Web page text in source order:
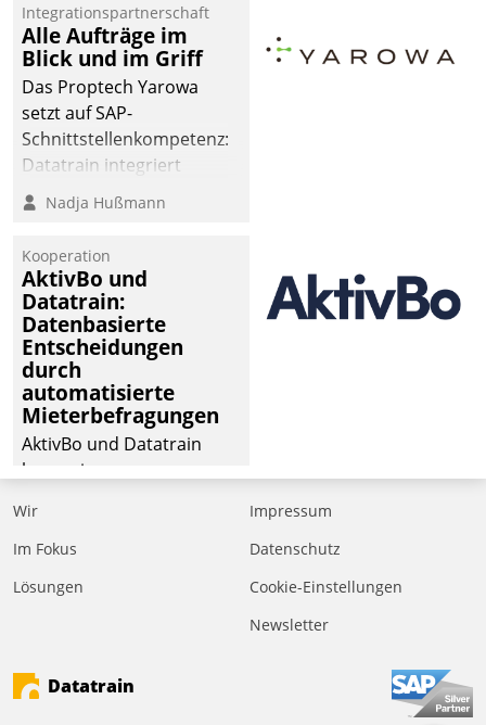
passende Fragen und
Schlagworte auswirft.
Eine intuitive
Dialogführung ermöglicht
dem externen
Serviceteam, Anrufe von
Mietenden zügiger und
effizienter zu bearbeiten.
Integrationspartnerschaft
Alle Aufträge im
Blick und im Griff
Das Proptech Yarowa
setzt auf SAP-
Schnittstellenkompetenz:
Datatrain integriert
Yarowas Portal zur
Vergabe und Verwaltung
operativen
Instandhaltung in die
SAP-Systemlandschaft
deutscher
Wohnungsunternehmen
– und beschleunigt damit
den Weg vom
Mieteranliegen zum
Dienstleisterauftrag.
Nadja Hußmann
Kooperation
AktivBo und
Datatrain:
Datenbasierte
Entscheidungen
durch
automatisierte
Mieterbefragungen
AktivBo und Datatrain
kooperieren –
profitieren: Die nahtlose
Integration der Lösungen
Datatrain ermöglicht
Mieterbefragungen – eine
starke Grundlage für
Wir
Im Fokus
Lösungen
Impressum
Datenschutz
Cookie-Einstellungen
Newsletter
Datatrain